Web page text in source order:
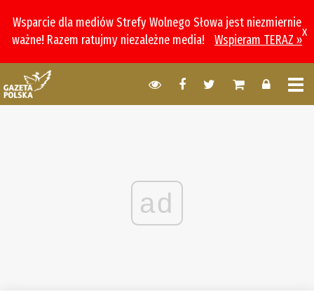
Wsparcie dla mediów Strefy Wolnego Słowa jest niezmiernie
ważne! Razem ratujmy niezależne media!
Wspieram TERAZ »
x
ad